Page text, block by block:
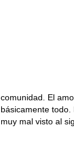
comunidad. El
básicamente
muy mal visto al